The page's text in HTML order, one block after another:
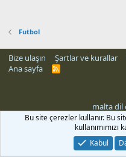
Futbol
Bize ulaşın Şartlar ve kurallar
Ana sayfa
R
malta dil
Bu site çerezler kullanır. Bu
Kabul